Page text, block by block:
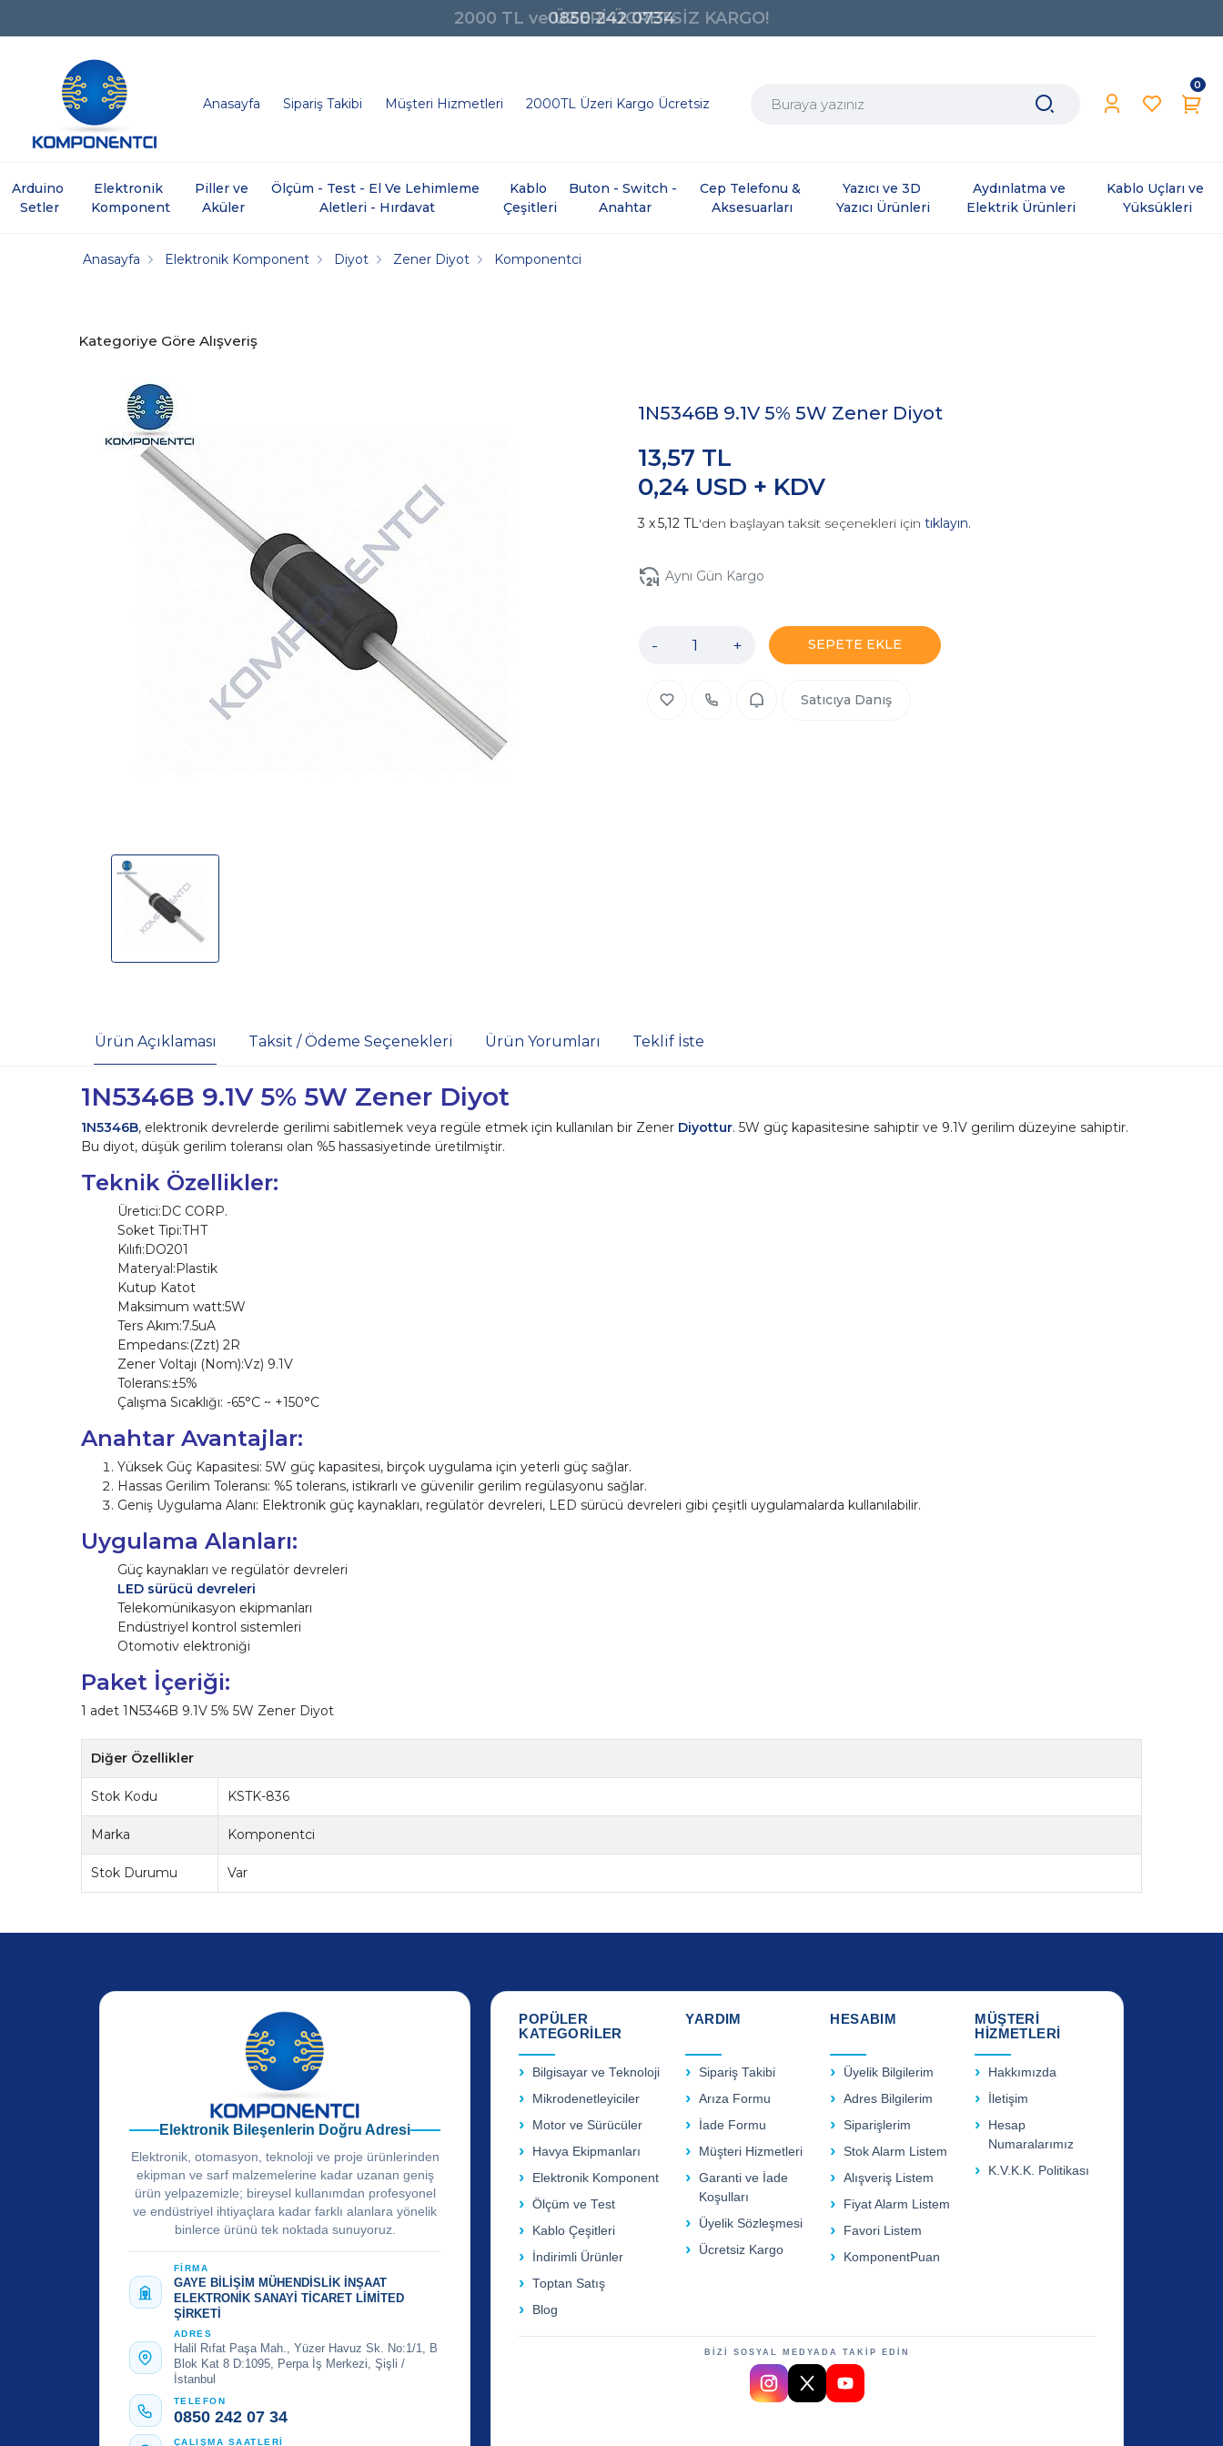
0850 242 0734
Anasayfa Sipariş Takibi Müşteri Hizmetleri 2000TL Üzeri Kargo Ücretsiz
0
Arduino
Setler
Elektronik
Komponent
Piller ve
Aküler
Ölçüm - Test - El Ve Lehimleme
Aletleri - Hırdavat
Kablo
Çeşitleri
Buton - Switch -
Anahtar
Cep Telefonu &
Aksesuarları
Yazıcı ve 3D
Yazıcı Ürünleri
Aydınlatma ve
Elektrik Ürünleri
Kablo Uçları ve
Yüksükleri
Anasayfa Elektronik Komponent Diyot Zener Diyot Komponentci
Kategoriye Göre Alışveriş
1N5346B 9.1V 5% 5W Zener Diyot
0,24 USD + KDV
13,57 TL
5,12 TL'den başlayan taksit seçenekleri için tıklayın.
Aynı Gün Kargo
- + SEPETE EKLE
Satıcıya Danış
Ürün Açıklaması Taksit / Ödeme Seçenekleri Ürün Yorumları Teklif İste
1N5346B 9.1V 5% 5W Zener Diyot
1N5346B, elektronik devrelerde gerilimi sabitlemek veya regüle etmek için kullanılan bir Zener Diyottur. 5W güç kapasitesine sahiptir ve 9.1V gerilim düzeyine sahiptir.
Bu diyot, düşük gerilim toleransı olan %5 hassasiyetinde üretilmiştir.
Teknik Özellikler:
Üretici:DC CORP.
Soket Tipi:THT
Kılıfı:DO201
Materyal:Plastik
Kutup Katot
Maksimum watt:5W
Ters Akım:7.5uA
Empedans:(Zzt) 2R
Zener Voltajı (Nom):Vz) 9.1V
Tolerans:±5%
Çalışma Sıcaklığı: -65°C ~ +150°C
Anahtar Avantajlar:
Yüksek Güç Kapasitesi: 5W güç kapasitesi, birçok uygulama için yeterli güç sağlar.
Hassas Gerilim Toleransı: %5 tolerans, istikrarlı ve güvenilir gerilim regülasyonu sağlar.
Geniş Uygulama Alanı: Elektronik güç kaynakları, regülatör devreleri, LED sürücü devreleri gibi çeşitli uygulamalarda kullanılabilir.
Uygulama Alanları:
Güç kaynakları ve regülatör devreleri
LED sürücü devreleri
Telekomünikasyon ekipmanları
Endüstriyel kontrol sistemleri
Otomotiv elektroniği
Paket İçeriği:
1 adet 1N5346B 9.1V 5% 5W Zener Diyot
Diğer Özellikler
Stok Kodu KSTK-836
Marka Komponentci
Stok Durumu Var
Elektronik Bileşenlerin Doğru Adresi
Elektronik, otomasyon, teknoloji ve proje ürünlerinden
ekipman ve sarf malzemelerine kadar uzanan geniş
ürün yelpazemizle; bireysel kullanımdan profesyonel
ve endüstriyel ihtiyaçlara kadar farklı alanlara yönelik
binlerce ürünü tek noktada sunuyoruz.
FİRMA
GAYE BİLİŞİM MÜHENDİSLİK İNŞAAT
ELEKTRONİK SANAYİ TİCARET LİMİTED
ŞİRKETİ
ADRES
Halil Rıfat Paşa Mah., Yüzer Havuz Sk. No:1/1, B
Blok Kat 8 D:1095, Perpa İş Merkezi, Şişli /
İstanbul
TELEFON
0850 242 07 34
ÇALIŞMA SAATLERİ
POPÜLER
KATEGORİLER
Bilgisayar ve Teknoloji
Mikrodenetleyiciler
Motor ve Sürücüler
Havya Ekipmanları
Elektronik Komponent
Ölçüm ve Test
Kablo Çeşitleri
İndirimli Ürünler
Toptan Satış
Blog
YARDIM
Sipariş Takibi
Arıza Formu
İade Formu
Müşteri Hizmetleri
Garanti ve İade
Koşulları
Üyelik Sözleşmesi
Ücretsiz Kargo
HESABIM
Üyelik Bilgilerim
Adres Bilgilerim
Siparişlerim
Stok Alarm Listem
Alışveriş Listem
Fiyat Alarm Listem
Favori Listem
KomponentPuan
MÜŞTERİ
HİZMETLERİ
Hakkımızda
İletişim
Hesap
Numaralarımız
K.V.K.K. Politikası
BİZİ SOSYAL MEDYADA TAKİP EDİN